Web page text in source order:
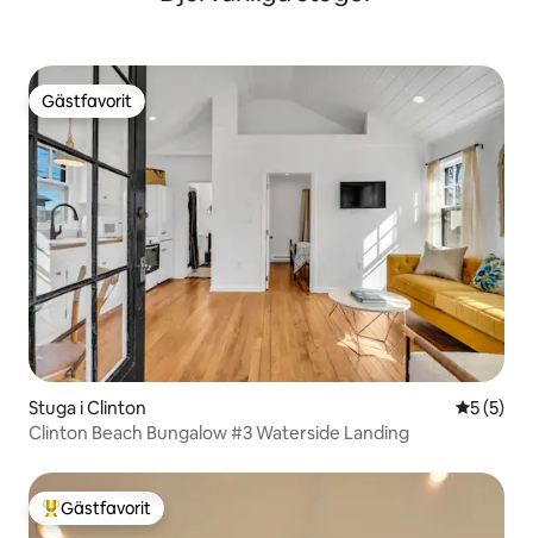
Gästfavorit
Gästfavorit
Stuga i Clinton 5 av 5 i
5 (5)
Clinton Beach Bungalow #3 Waterside Landing
Populär gästfavorit
Gästfavorit